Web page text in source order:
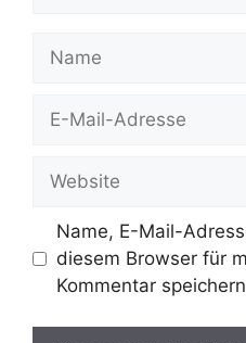
Mail-
Name, E-Mail-
diesem Browser für
Kommentar